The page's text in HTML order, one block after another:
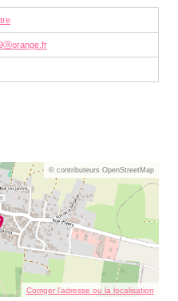
© contributeurs OpenStreetMap
Corriger l’adresse ou la localisation